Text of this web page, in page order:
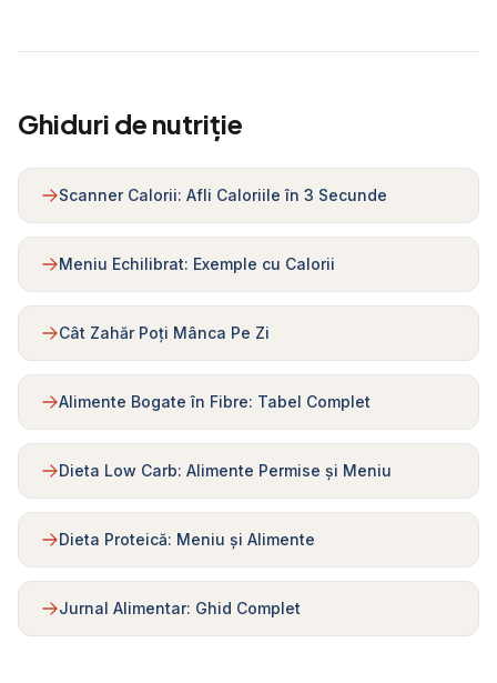
Ghiduri de nutriție
Scanner Calorii: Afli Caloriile în 3 Secunde
Meniu Echilibrat: Exemple cu Calorii
Cât Zahăr Poți Mânca Pe Zi
Alimente Bogate în Fibre: Tabel Complet
Dieta Low Carb: Alimente Permise și Meniu
Dieta Proteică: Meniu și Alimente
Jurnal Alimentar: Ghid Complet